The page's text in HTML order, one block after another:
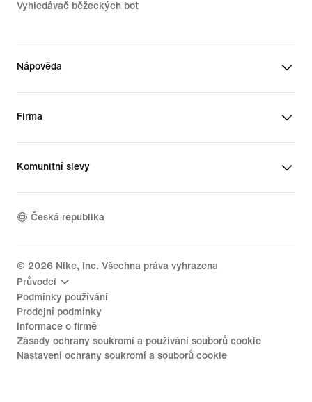
Vyhledávač běžeckých bot
Nápověda
Firma
Komunitní slevy
Česká republika
© 2026 Nike, Inc. Všechna práva vyhrazena
Průvodci
Podmínky používání
Prodejní podmínky
Informace o firmě
Zásady ochrany soukromí a používání souborů cookie
Nastavení ochrany soukromí a souborů cookie